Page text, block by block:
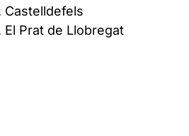
Castelldefels
El Prat de Llobregat